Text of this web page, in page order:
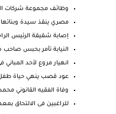
وظائف مجموعة شركات
مصري ينقذ سيدة وبناتها
إصابة شقيقة الرئيس
النيابة تأمر بحبس
انهيار مروع لأحد
عود قصب ينهي حياة طفل
وفاة الفقيه القانوني
للراغبين فى الالتحاق